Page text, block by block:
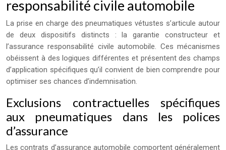
responsabilité civile automobile
La prise en charge des pneumatiques vétustes s’articule autour
de deux dispositifs distincts : la garantie constructeur et
l’assurance responsabilité civile automobile. Ces mécanismes
obéissent à des logiques différentes et présentent des champs
d’application spécifiques qu’il convient de bien comprendre pour
optimiser ses chances d’indemnisation.
Exclusions contractuelles spécifiques
aux pneumatiques dans les polices
d’assurance
Les contrats d’assurance automobile comportent généralement